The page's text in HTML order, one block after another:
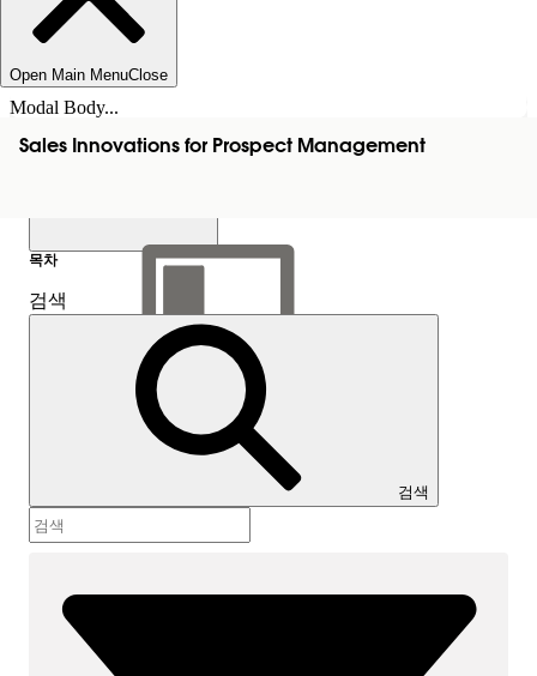
Open Main MenuClose
Modal Body...
Sales Innovations for Prospect Management
목차 표시
목차
검색
검색